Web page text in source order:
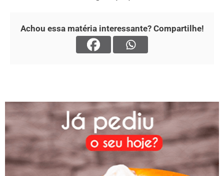
Achou essa matéria interessante? Compartilhe!